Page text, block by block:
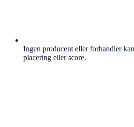
Ingen producent eller forhandler
placering eller score.